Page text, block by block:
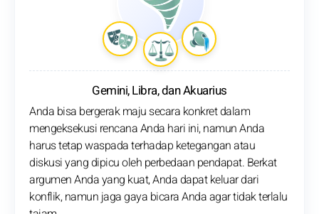
Gemini, Libra, dan Akuarius
Anda bisa bergerak maju secara konkret dalam
mengeksekusi rencana Anda hari ini, namun Anda
harus tetap waspada terhadap ketegangan atau
diskusi yang dipicu oleh perbedaan pendapat. Berkat
argumen Anda yang kuat, Anda dapat keluar dari
konflik, namun jaga gaya bicara Anda agar tidak terlalu